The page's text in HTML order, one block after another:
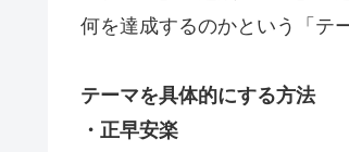
何を達成するのかという「テ
テーマを具体的にする方法
・正早安楽